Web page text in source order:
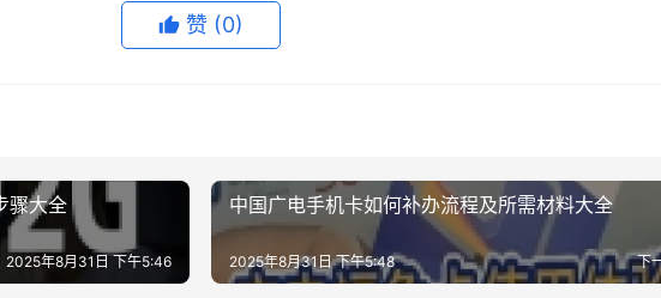
赞 (0)
骤大全
2025年8月31日 下午5:46
中国广电手机卡如何补办流程及所需材料大全
下
2025年8月31日 下午5:48